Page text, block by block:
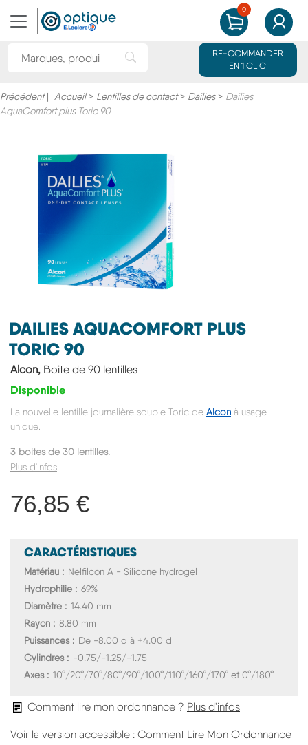
Rechercher une marque ou un produit
RE-COMMANDER
EN 1 CLIC
0
MON PANIER
Précédent| Accueil > Lentilles de contact > Dailies > Dailies
AquaComfort plus Toric 90
DAILIES AQUACOMFORT PLUS
TORIC 90
Alcon, Boite de 90 lentilles
Disponible
La nouvelle lentille journalière souple Toric de Alcon à usage
unique.
3 boites de 30 lentilles.
Plus d'infos
76,85 €
CARACTÉRISTIQUES
Matériau
Nelfilcon A - Silicone hydrogel
Hydrophilie
69%
Diamètre
14.40 mm
Rayon
8.80 mm
Puissances
De -8.00 d à +4.00 d
Cylindres
-0.75/-1.25/-1.75
Axes
10°/20°/70°/80°/90°/100°/110°/160°/170° et 0°/180°
Comment lire mon ordonnance ? Plus d'infos
Voir la version accessible : Comment Lire Mon Ordonnance